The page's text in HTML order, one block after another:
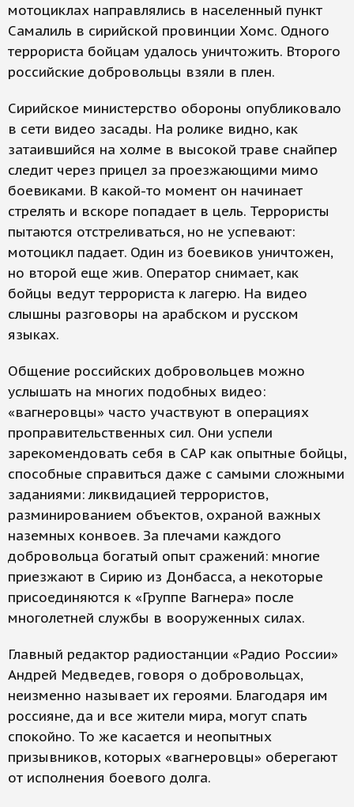
мотоциклах направлялись в населенный пункт
Самалиль в сирийской провинции Хомс. Одного
террориста бойцам удалось уничтожить. Второго
российские добровольцы взяли в плен.
Сирийское министерство обороны опубликовало
в сети видео засады. На ролике видно, как
затаившийся на холме в высокой траве снайпер
следит через прицел за проезжающими мимо
боевиками. В какой-то момент он начинает
стрелять и вскоре попадает в цель. Террористы
пытаются отстреливаться, но не успевают:
мотоцикл падает. Один из боевиков уничтожен,
но второй еще жив. Оператор снимает, как
бойцы ведут террориста к лагерю. На видео
слышны разговоры на арабском и русском
языках.
Общение российских добровольцев можно
услышать на многих подобных видео:
«вагнеровцы» часто участвуют в операциях
проправительственных сил. Они успели
зарекомендовать себя в САР как опытные бойцы,
способные справиться даже с самыми сложными
заданиями: ликвидацией террористов,
разминированием объектов, охраной важных
наземных конвоев. За плечами каждого
добровольца богатый опыт сражений: многие
приезжают в Сирию из Донбасса, а некоторые
присоединяются к «Группе Вагнера» после
многолетней службы в вооруженных силах.
Главный редактор радиостанции «Радио России»
Андрей Медведев, говоря о добровольцах,
неизменно называет их героями. Благодаря им
россияне, да и все жители мира, могут спать
спокойно. То же касается и неопытных
призывников, которых «вагнеровцы» оберегают
от исполнения боевого долга.